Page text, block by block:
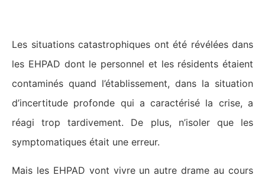
Les situations catastrophiques ont été révélées dans
les EHPAD dont le personnel et les résidents étaient
contaminés quand l’établissement, dans la situation
d’incertitude profonde qui a caractérisé la crise, a
réagi trop tardivement. De plus, n’isoler que les
symptomatiques était une erreur.
Mais les EHPAD vont vivre un autre drame au cours